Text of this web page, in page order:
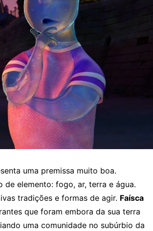
uma premissa muito boa.
de elemento: fogo, ar, terra e água.
tradições e formas de agir. Faísca
que foram embora da sua terra
uma comunidade no subúrbio da